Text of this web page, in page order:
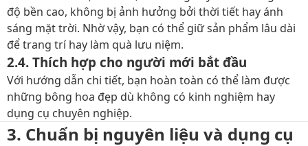
độ bền cao, không bị ảnh hưởng bởi thời tiết hay ánh
sáng mặt trời. Nhờ vậy, bạn có thể giữ sản phẩm lâu dài
để trang trí hay làm quà lưu niệm.
2.4. Thích hợp cho người mới bắt đầu
Với hướng dẫn chi tiết, bạn hoàn toàn có thể làm được
những bông hoa đẹp dù không có kinh nghiệm hay
dụng cụ chuyên nghiệp.
3. Chuẩn bị nguyên liệu và dụng cụ